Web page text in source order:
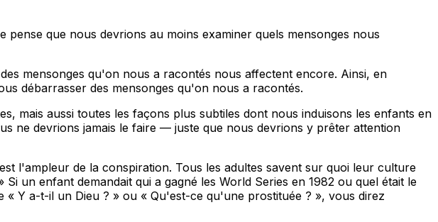
que nous devrions au moins examiner quels mensonges nous
mensonges qu'on nous a racontés nous affectent encore. Ainsi, en
débarrasser des mensonges qu'on nous a racontés.
mais aussi toutes les façons plus subtiles dont nous induisons les enfants en
ne devrions jamais le faire — juste que nous devrions y prêter attention
l'ampleur de la conspiration. Tous les adultes savent sur quoi leur culture
un enfant demandait qui a gagné les World Series en 1982 ou quel était le
Y a-t-il un Dieu ? » ou « Qu'est-ce qu'une prostituée ? », vous direz